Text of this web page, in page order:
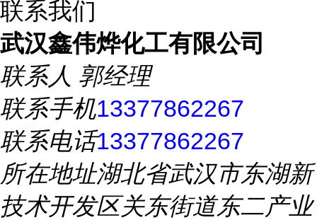
联系我们
武汉鑫伟烨化工有限公司
联系人 郭经理
联系手机13377862267
联系电话13377862267
所在地址湖北省武汉市东湖新
技术开发区关东街道东二产业